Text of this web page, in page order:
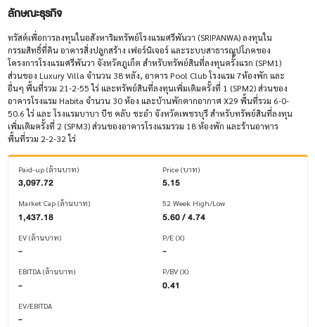
ลักษณะธุรกิจ
ทรัสต์เพื่อการลงทุนในอสังหาริมทรัพย์โรงแรมศรีพันวา (SRIPANWA) ลงทุนใน
กรรมสิทธิ์ที่ดิน อาคารสิ่งปลูกสร้าง เฟอร์นิเจอร์ และระบบสาธารณูปโภคของ
โครงการโรงแรมศรีพันวา จังหวัดภูเก็ต สำหรับทรัพย์สินที่ลงทุนครั้งแรก (SPM1)
ส่วนของ Luxury Villa จำนวน 38 หลัง, อาคาร Pool Club โรงแรม 7ห้องพัก และ
อื่นๆ พื้นที่รวม 21-2-55 ไร่ และทรัพย์สินที่ลงทุนเพิ่มเติมครั้งที่ 1 (SPM2) ส่วนของ
อาคารโรงแรม Habita จำนวน 30 ห้อง และบ้านพักตากอากาศ X29 พื้นที่รวม 6-0-
50.6 ไร่ และ โรงแรมบาบา บีช คลับ ชะอำ จังหวัดเพชรบุรี สำหรับทรัพย์สินที่ลงทุน
เพิ่มเติมครั้งที่ 2 (SPM3) ส่วนของอาคารโรงแรมรวม 18 ห้องพัก และร้านอาหาร
พื้นที่รวม 2-2-32 ไร่
Paid-up (ล้านบาท)
3,097.72
Market Cap (ล้านบาท)
1,437.18
EV (ล้านบาท)
-
EBITDA (ล้านบาท)
-
EV/EBITDA
-
Price (บาท)
5.15
52 Week High/Low
5.60 / 4.74
P/E (X)
-
P/BV (X)
0.41